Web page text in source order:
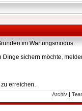
im Wartungsmodus:
Dinge sichern möchte,
erreichen.
Archiv|